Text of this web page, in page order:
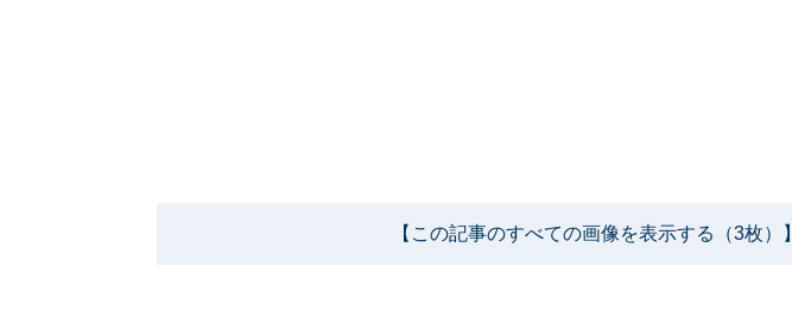
【この記事のすべての画像を表示する（3枚）】